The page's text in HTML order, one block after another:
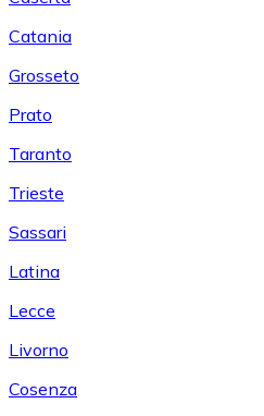
Catania
Grosseto
Prato
Taranto
Trieste
Sassari
Latina
Lecce
Livorno
Cosenza